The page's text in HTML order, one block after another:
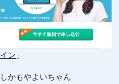
ン 」
かもやよいちゃん